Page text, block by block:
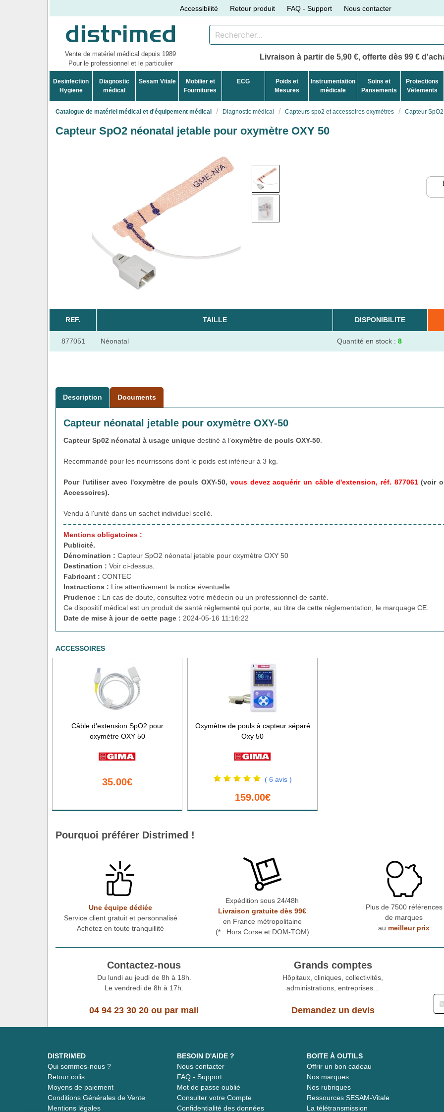
Accessibilité Retour produit FAQ - Support Nous contacter
Vente de matériel médical depuis 1989
Pour le professionnel et le particulier
Livraison à partir de 5,90 €, offerte dès 99 €
Desinfection
Hygiene
Diagnostic
médical
Sesam Vitale
Mobilier et
Fournitures
ECG
Poids et
Mesures
Instrumentation
médicale
Soins et
Pansements
Protections
Vêtements
Catalogue de matériel médical et d'équipement médical Diagnostic médical Capteurs spo2 et accessoires oxymètres Capteur
Capteur SpO2 néonatal jetable pour oxymètre OXY 50
REF. TAILLE DISPONIBILITE
877051 Néonatal Quantité en stock : 8
Description Documents
Capteur néonatal jetable pour oxymètre OXY-50
Capteur Sp02 néonatal à usage unique destiné à l’oxymètre de pouls OXY-50
Recommandé pour les nourrissons dont le poids est inférieur à 3 kg.
Pour l'utiliser avec l'oxymètre de pouls OXY-50, vous devez acquérir un câble d'extension, réf. 877061(voir
Accessoires).
Vendu à l'unité dans un sachet individuel scellé.
Mentions obligatoires :
Publicité.
Dénomination : Capteur SpO2 néonatal jetable pour oxymètre OXY 50
Destination : Voir ci-dessus.
Fabricant : CONTEC
Instructions : Lire attentivement la notice éventuelle.
Prudence : En cas de doute, consultez votre médecin ou un professionnel de santé.
Ce dispositif médical est un produit de santé réglementé qui porte, au titre de cette réglementation, le marquage CE.
Date de mise à jour de cette page : 2024-05-16 11:16:22
ACCESSOIRES
Câble d'extension SpO2 pour
oxymètre OXY 50
35.00€
Oxymètre de pouls à capteur séparé
Oxy 50
( 6 avis )
159.00€
Pourquoi préférer Distrimed !
Une équipe dédiée
Service client gratuit et personnalisé
Achetez en toute tranquillité
Expédition sous 24/48h
Livraison gratuite dès 99€
en France métropolitaine
(* : Hors Corse et DOM-TOM)
Plus de 7500 références
de marques
au meilleur prix
Contactez-nous
Du lundi au jeudi de 8h à 18h.
Le vendredi de 8h à 17h.
04 94 23 30 20 ou par mail
Grands comptes
Hôpitaux, cliniques, collectivités,
administrations, entreprises...
Demandez un devis
DISTRIMED
Qui sommes-nous ?
Retour colis
Moyens de paiement
Conditions Générales de Vente
Mentions légales
BESOIN D'AIDE ?
Nous contacter
FAQ - Support
Mot de passe oublié
Consulter votre Compte
Confidentialité des données
BOITE À OUTILS
Offrir un bon cadeau
Nos marques
Nos rubriques
Ressources SESAM-Vitale
La télétransmission